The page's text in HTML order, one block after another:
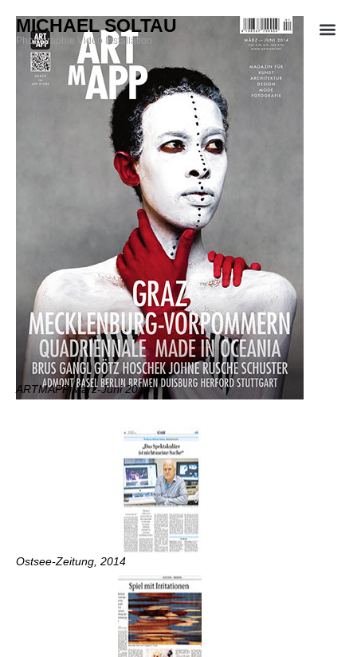
MICHAEL SOLTAU
Photographie Video Installation
ARTMAPP März-Juni 2014
Ostsee-Zeitung, 2014